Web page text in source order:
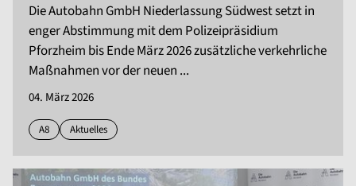
Die Autobahn GmbH Niederlassung Südwest setzt in
enger Abstimmung mit dem Polizeipräsidium
Pforzheim bis Ende März 2026 zusätzliche verkehrliche
Maßnahmen vor der neuen ...
04. März 2026
A8 Aktuelles